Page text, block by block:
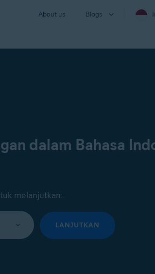
About us Blogs
dalam Bahasa
melanjutkan:
LANJUTKAN